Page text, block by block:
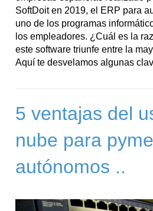
SoftDoit en 2019, el ERP para
uno de los programas
los empleadores. ¿Cuál es la
este software triunfe entre la
Aquí te desvelamos algunas
5 ventajas del
nube para
autónomos ..